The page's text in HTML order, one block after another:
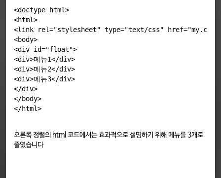
<doctype html>
<html>
<link rel="stylesheet" type="text/css"
<body>
<div id="float">
<div>메뉴1</div>
<div>메뉴2</div>
<div>메뉴3</div>
</div>
</body>
오른쪽 정렬의 html 코드에서는 효과적으로 설명하기 위해 메뉴를 3개로
줄였습니다